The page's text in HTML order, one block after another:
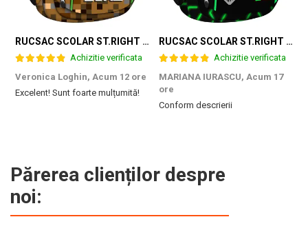
RUCSAC SCOLAR ST.RIGHT 4 COMPARTIMENTE BP-04 GAME ZONE 698187
Achizitie verificata
Veronica Loghin, Acum 12 ore
Excelent! Sunt foarte mulțumită!
RUCSAC SCOLAR ST.RIGHT 4 COMPARTIMENTE BP-04 GREEN LEVEL 301339
Achizitie verificata
MARIANA IURASCU, Acum 17
ore
Conform descrierii
Părerea clienților despre
noi: